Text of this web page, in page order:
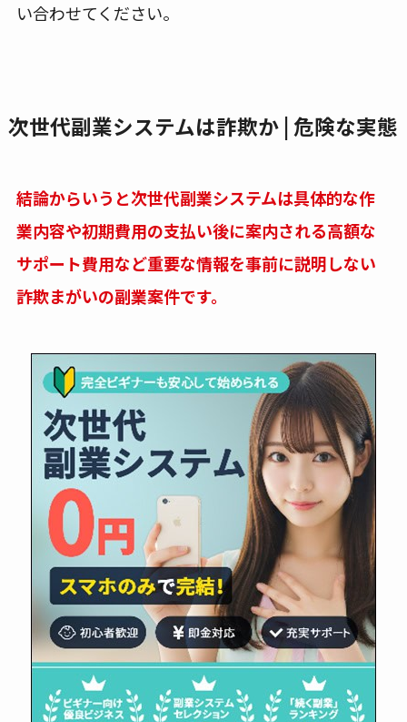
い合わせてください。
次世代副業システムは詐欺か | 危険な実態
結論からいうと次世代副業システムは具体的な作
業内容や初期費用の支払い後に案内される高額な
サポート費用など重要な情報を事前に説明しない
詐欺まがいの副業案件です。